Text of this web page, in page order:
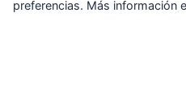
preferencias. Más información